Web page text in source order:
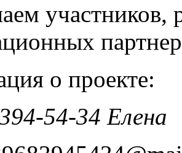
участников,
о проекте:
54-34 Елена